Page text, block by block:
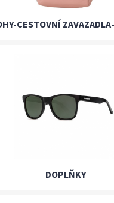
CESTOVNÍ
DOPLŇKY